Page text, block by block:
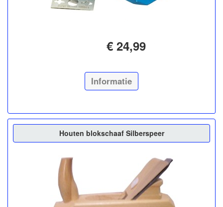
€ 24,99
Informatie
Houten blokschaaf Silberspeer